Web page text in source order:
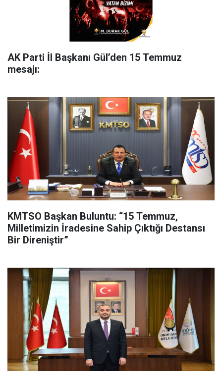
AK Parti İl Başkanı Gül’den 15 Temmuz
mesajı:
KMTSO Başkan Buluntu: “15 Temmuz,
Milletimizin İradesine Sahip Çıktığı Destansı
Bir Direniştir”